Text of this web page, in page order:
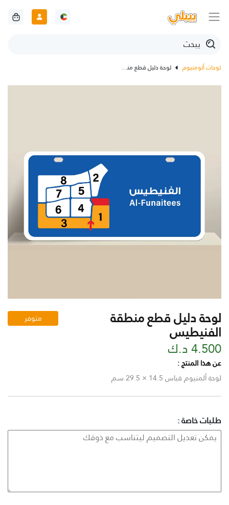
لوحات ألومنيوم لوحة دليل قطع منطقة الفنيطيس
لوحة دليل قطع منطقة
الفنيطيس
متوفر
4.500 د.ك
عن هذا المنتج :
لوحة ألمنيوم قياس 14.5 × 29.5 سم
طلبات خاصة :